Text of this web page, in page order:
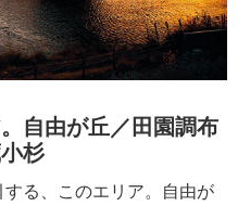
自由が丘／田園調布
杉
る、このエリア。自由が